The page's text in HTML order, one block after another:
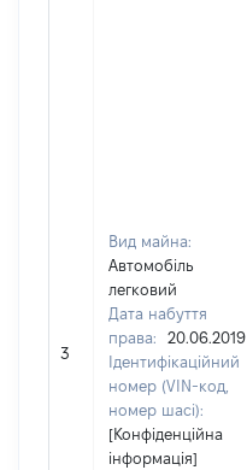
3
Вид майна:
Автомобіль
легковий
Дата набуття
права:
20.06.2019
Ідентифікаційний
номер (VIN-код,
номер шасі):
[Конфіденційна
інформація]